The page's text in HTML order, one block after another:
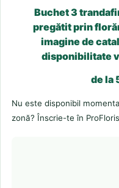
Buchet 3
pregătit prin
imagine de
disponibilitate
de la
Nu este disponibil
zonă? Înscrie-te în